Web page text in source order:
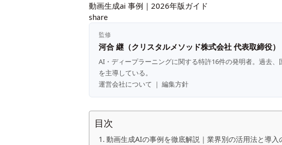
動画生成ai 事例｜2026年版ガイド
share
監修
河合 継（クリスタルメソッド株式会社 代表取締役）
AI・ディープラーニングに関する特許16件の発明者。過去
を主導している。
運営会社について ｜編集方針
目次
動画生成AIの事例を徹底解説｜業界別の活用法と導入